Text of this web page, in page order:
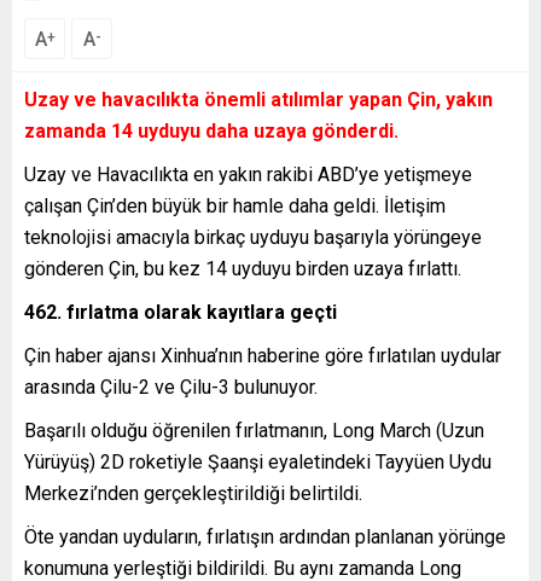
A+ A-
Uzay ve havacılıkta önemli atılımlar yapan Çin, yakın
zamanda 14 uyduyu daha uzaya gönderdi.
Uzay ve Havacılıkta en yakın rakibi ABD’ye yetişmeye
çalışan Çin’den büyük bir hamle daha geldi. İletişim
teknolojisi amacıyla birkaç uyduyu başarıyla yörüngeye
gönderen Çin, bu kez 14 uyduyu birden uzaya fırlattı.
462. fırlatma olarak kayıtlara geçti
Çin haber ajansı Xinhua’nın haberine göre fırlatılan uydular
arasında Çilu-2 ve Çilu-3 bulunuyor.
Başarılı olduğu öğrenilen fırlatmanın, Long March (Uzun
Yürüyüş) 2D roketiyle Şaanşi eyaletindeki Tayyüen Uydu
Merkezi’nden gerçekleştirildiği belirtildi.
Öte yandan uyduların, fırlatışın ardından planlanan yörünge
konumuna yerleştiği bildirildi. Bu aynı zamanda Long